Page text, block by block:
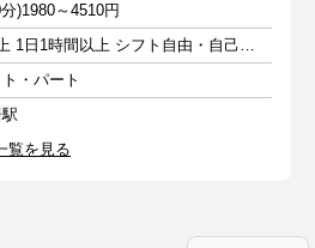
)1980～4510円
週1日以上 1日1時間以上 シフト自由・自己申告
・パート
覧を見る